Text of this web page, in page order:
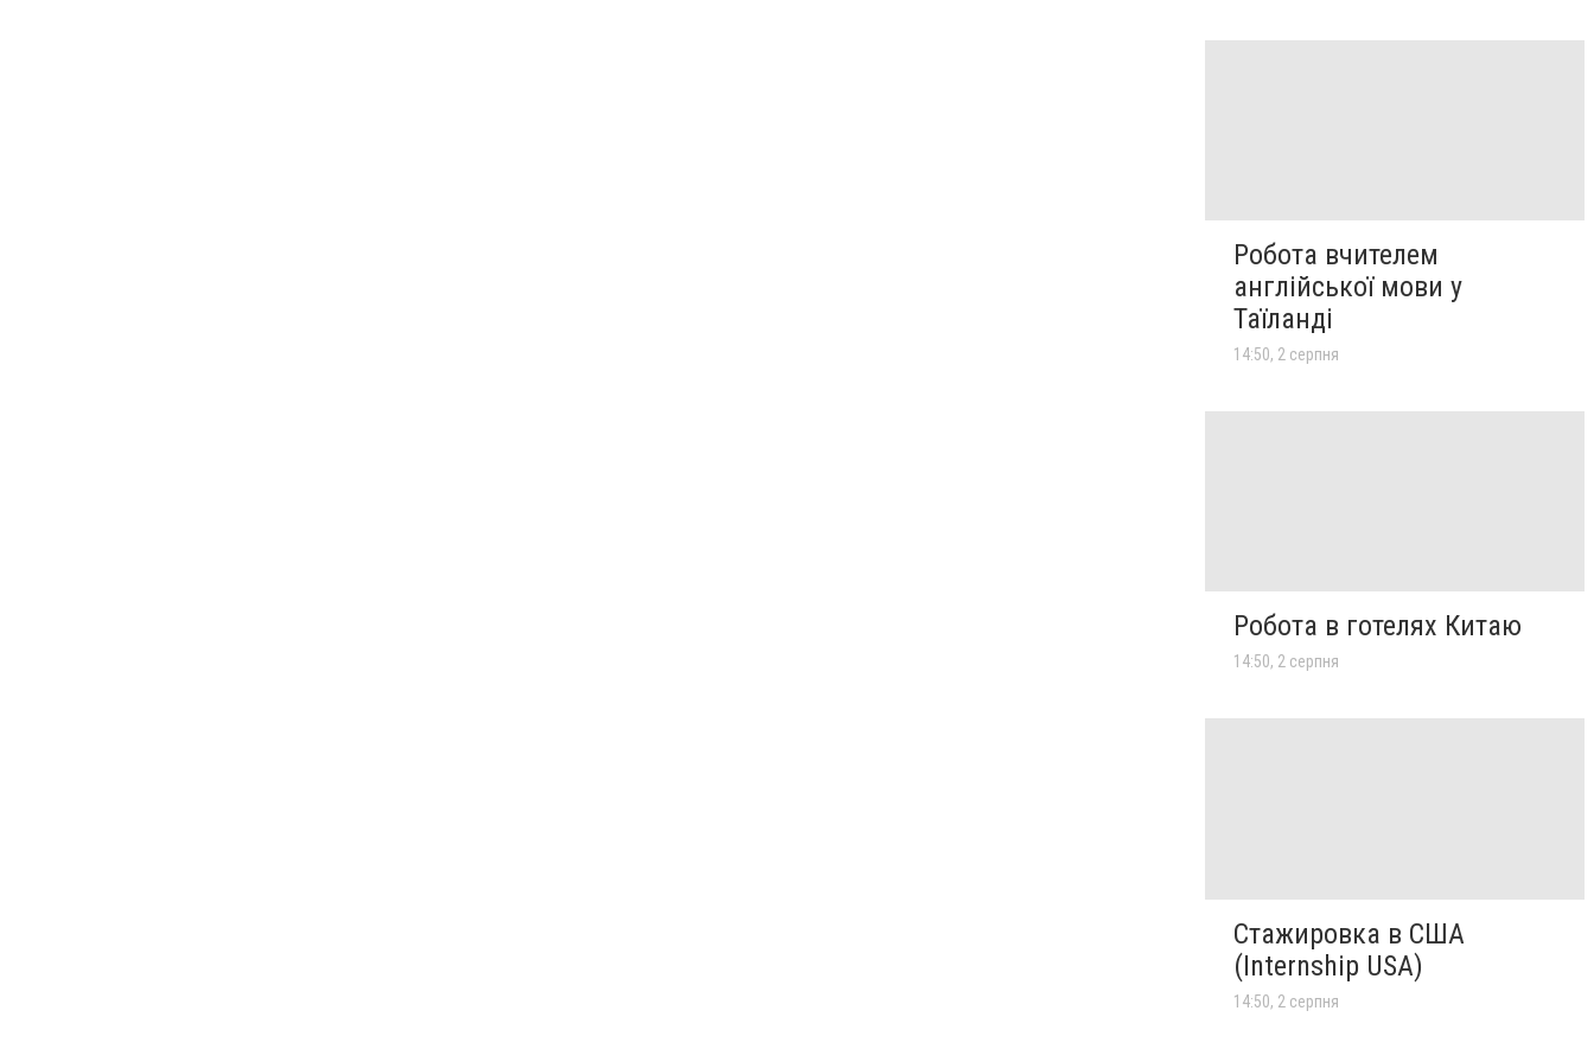
Робота вчителем
англійської мови у
Таїланді
14:50, 2 серпня
Робота в готелях Китаю
14:50, 2 серпня
Стажировка в США
(Internship USA)
14:50, 2 серпня